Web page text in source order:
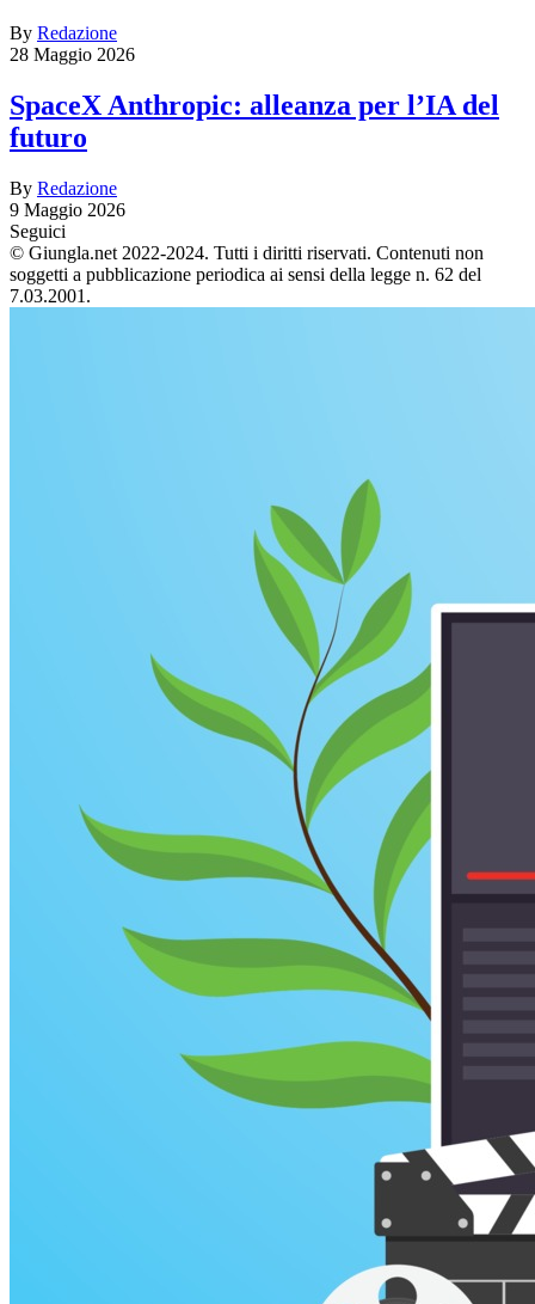
By Redazione
28 Maggio 2026
SpaceX Anthropic: alleanza per l’IA del
futuro
By Redazione
9 Maggio 2026
Seguici
© Giungla.net 2022-2024. Tutti i diritti riservati. Contenuti non
soggetti a pubblicazione periodica ai sensi della legge n. 62 del
7.03.2001.